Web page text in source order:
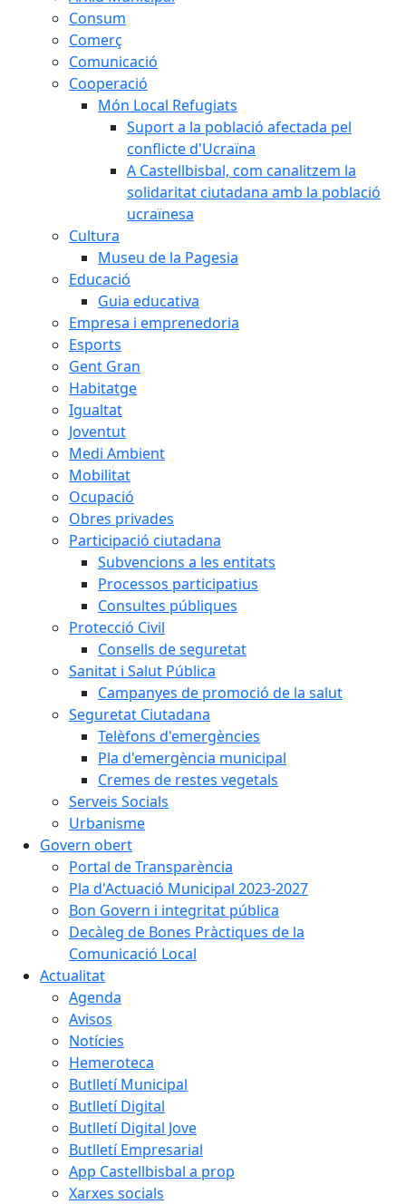
Consum
Comerç
Comunicació
Cooperació
Món Local Refugiats
Suport a la població afectada pel
conflicte d'Ucraïna
A Castellbisbal, com canalitzem la
solidaritat ciutadana amb la població
ucraïnesa
Cultura
Museu de la Pagesia
Educació
Guia educativa
Empresa i emprenedoria
Esports
Gent Gran
Habitatge
Igualtat
Joventut
Medi Ambient
Mobilitat
Ocupació
Obres privades
Participació ciutadana
Subvencions a les entitats
Processos participatius
Consultes públiques
Protecció Civil
Consells de seguretat
Sanitat i Salut Pública
Campanyes de promoció de la salut
Seguretat Ciutadana
Telèfons d'emergències
Pla d'emergència municipal
Cremes de restes vegetals
Serveis Socials
Urbanisme
Govern obert
Portal de Transparència
Pla d'Actuació Municipal 2023-2027
Bon Govern i integritat pública
Decàleg de Bones Pràctiques de la
Comunicació Local
Actualitat
Agenda
Avisos
Notícies
Hemeroteca
Butlletí Municipal
Butlletí Digital
Butlletí Digital Jove
Butlletí Empresarial
App Castellbisbal a prop
Xarxes socials